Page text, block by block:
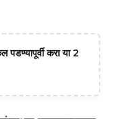
करा या 2